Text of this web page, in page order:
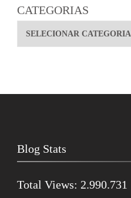
CATEGORIAS
Blog Stats
Total Views: 2.990.731